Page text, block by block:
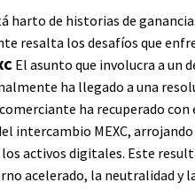
harto de historias de
resalta los desafíos que
El asunto que involucra a un
ha llegado a una
ha recuperado con
intercambio MEXC,
activos digitales. Este
acelerado, la neutralidad y